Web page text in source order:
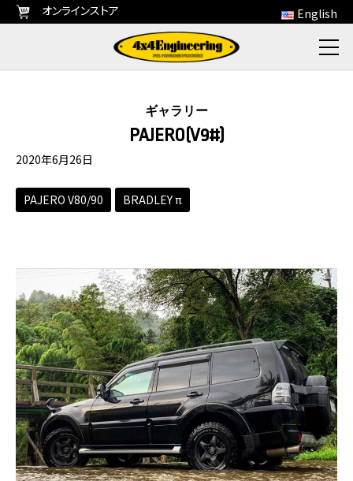
オンラインストア English
ギャラリー
PAJERO(V9#)
2020年6月26日
PAJERO V80/90 BRADLEY π